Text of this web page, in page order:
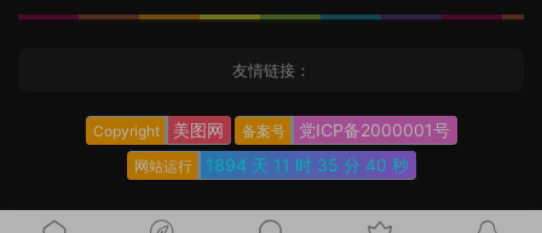
友情链接：
Copyright 美图网 备案号 党ICP备2000001号
网站运行 1894 天 11 时 35 分 41 秒